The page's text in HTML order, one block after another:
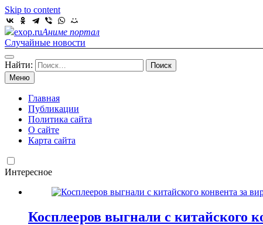
Skip to content
exop.ruАниме портал
Случайные новости
Найти:
Меню
Главная
Публикации
Политика сайта
О сайте
Карта сайта
Интересное
Косплееров выгнали с китайского